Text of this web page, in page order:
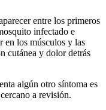
entre los primeros
infectado e
en los músculos y las
cutánea y dolor detrás
algún otro síntoma es
a revisión.